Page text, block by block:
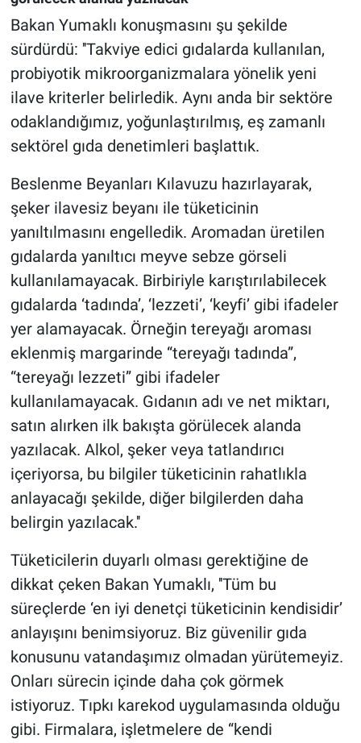
Bakan Yumaklı konuşmasını şu şekilde
sürdürdü: ''Takviye edici gıdalarda kullanılan,
probiyotik mikroorganizmalara yönelik yeni
ilave kriterler belirledik. Aynı anda bir sektöre
odaklandığımız, yoğunlaştırılmış, eş zamanlı
sektörel gıda denetimleri başlattık.
Beslenme Beyanları Kılavuzu hazırlayarak,
şeker ilavesiz beyanı ile tüketicinin
yanıltılmasını engelledik. Aromadan üretilen
gıdalarda yanıltıcı meyve sebze görseli
kullanılamayacak. Birbiriyle karıştırılabilecek
gıdalarda ‘tadında’, ‘lezzeti’, ‘keyfi’ gibi ifadeler
yer alamayacak. Örneğin tereyağı aroması
eklenmiş margarinde “tereyağı tadında”,
“tereyağı lezzeti” gibi ifadeler
kullanılamayacak. Gıdanın adı ve net miktarı,
satın alırken ilk bakışta görülecek alanda
yazılacak. Alkol, şeker veya tatlandırıcı
içeriyorsa, bu bilgiler tüketicinin rahatlıkla
anlayacağı şekilde, diğer bilgilerden daha
belirgin yazılacak.''
Tüketicilerin duyarlı olması gerektiğine de
dikkat çeken Bakan Yumaklı, ''Tüm bu
süreçlerde ‘en iyi denetçi tüketicinin kendisidir’
anlayışını benimsiyoruz. Biz güvenilir gıda
konusunu vatandaşımız olmadan yürütemeyiz.
Onları sürecin içinde daha çok görmek
istiyoruz. Tıpkı karekod uygulamasında olduğu
gibi. Firmalara, işletmelere de “kendi